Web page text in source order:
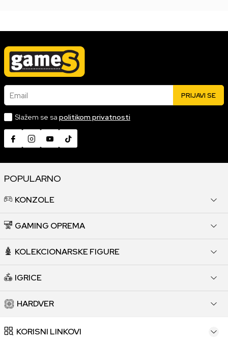
Email PRIJAVI SE
Slažem se sa politikom privatnosti
POPULARNO
KONZOLE
GAMING OPREMA
KOLEKCIONARSKE FIGURE
IGRICE
HARDVER
KORISNI LINKOVI